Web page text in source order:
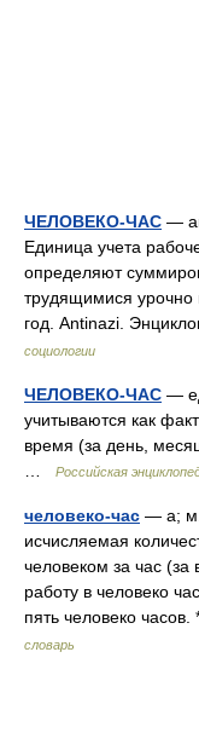
ЧЕЛОВЕКО-ЧАС —
Единица учета
определяют
трудящимися урочно
год. Antinazi.
социологии
ЧЕЛОВЕКО-ЧАС —
учитываются как
время (за день,
Российская
человеко-час — а; м.
исчисляемая
человеком за час
работу в человеко
пять человеко
словарь